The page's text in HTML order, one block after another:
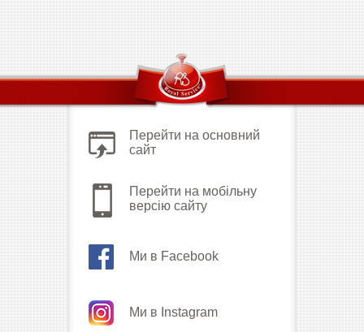
Перейти на основний
сайт
Перейти на мобільну
версію сайту
Ми в Facebook
Ми в Instagram